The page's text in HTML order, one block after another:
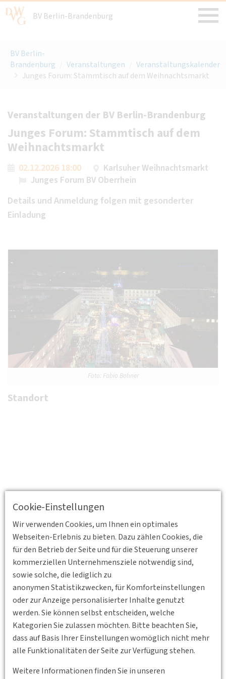
Cookie-Einstellungen
Wir verwenden Cookies, um Ihnen ein optimales
Webseiten-Erlebnis zu bieten. Dazu zählen Cookies, die
für den Betrieb der Seite und für die Steuerung unserer
kommerziellen Unternehmensziele notwendig sind,
sowie solche, die lediglich zu
anonymen Statistikzwecken, für Komforteinstellungen
oder zur Anzeige personalisierter Inhalte genutzt
werden. Sie können selbst entscheiden, welche
Kategorien Sie zulassen möchten. Bitte beachten Sie,
dass auf Basis Ihrer Einstellungen womöglich nicht mehr
alle Funktionalitäten der Seite zur Verfügung stehen.
Weitere Informationen finden Sie in unseren
BV Berlin-Brandenburg
BV Berlin-
Brandenburg
Veranstaltungen
Veranstaltungskalender
Junges Forum: Stammtisch auf dem Weihnachtsmarkt
Veranstaltungen der BV Berlin-Brandenburg
Junges Forum: Stammtisch auf dem
Weihnachtsmarkt
02.12.2026 18:00
Karlsuher Weihnachtsmarkt
Junges Forum BV Oberrhein
Details und Anmeldung folgen mit gesonderter
Einladung
Foto: Fabio Bohner
Standort
Zurück